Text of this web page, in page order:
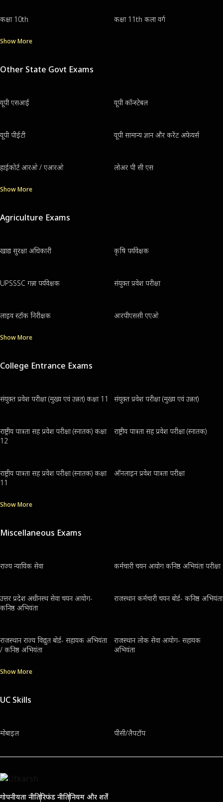
कक्षा 10th कक्षा 11th कला वर्ग
Show More
Other State Govt Exams
यूपी एसआई यूपी कॉन्स्टेबल
यूपी पीईटी यूपी सामान्य ज्ञान और करेंट अफेयर्स
हाईकोर्ट आरओ / एआरओ लोअर पी सी एस
Show More
Agriculture Exams
खाद्य सुरक्षा अधिकारी कृषि पर्यवेक्षक
UPSSSC गन्ना पर्यवेक्षक संयुक्त प्रवेश परीक्षा
लाइव स्टॉक निरीक्षक आरपीएससी एएओ
Show More
College Entrance Exams
संयुक्त प्रवेश परीक्षा (मुख्य एवं उन्नत) कक्षा 11 संयुक्त प्रवेश परीक्षा (मुख्य एवं उन्नत)
राष्ट्रीय पात्रता सह प्रवेश परीक्षा (स्नातक) कक्षा
12
राष्ट्रीय पात्रता सह प्रवेश परीक्षा (स्नातक)
राष्ट्रीय पात्रता सह प्रवेश परीक्षा (स्नातक) कक्षा
11
ऑनलाइन प्रवेश पात्रता परीक्षा
Show More
Miscellaneous Exams
राज्य न्यायिक सेवा कर्मचारी चयन आयोग कनिष्ठ अभियंता परीक्षा
उत्तर प्रदेश अधीनस्थ सेवा चयन आयोग-
कनिष्ठ अभियंता
राजस्थान कर्मचारी चयन बोर्ड- कनिष्ठ अभियंता
राजस्थान राज्य विद्युत बोर्ड- सहायक अभियंता
/ कनिष्ठ अभियंता
राजस्थान लोक सेवा आयोग- सहायक
अभियंता
Show More
UC Skills
मोबाइल पीसी/लैपटॉप
गोपनीयता नीतिरिफंड नीतिनियम और शर्तें